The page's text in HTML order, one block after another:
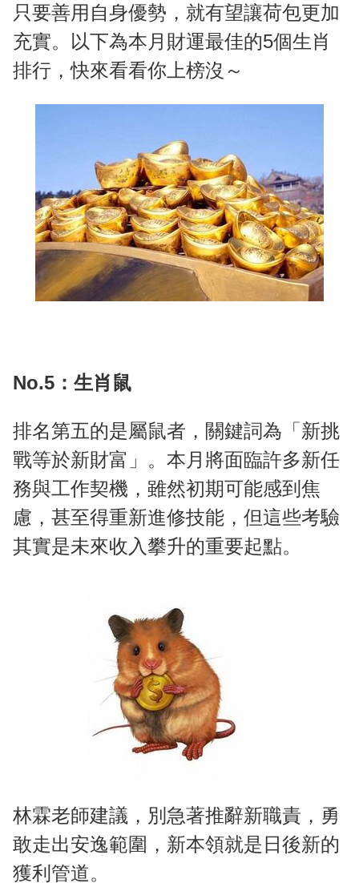
只要善用自身優勢，就有望讓荷包更加
充實。以下為本月財運最佳的5個生肖
排行，快來看看你上榜沒～
No.5：生肖鼠
排名第五的是屬鼠者，關鍵詞為「新挑
戰等於新財富」。本月將面臨許多新任
務與工作契機，雖然初期可能感到焦
慮，甚至得重新進修技能，但這些考驗
其實是未來收入攀升的重要起點。
林霖老師建議，別急著推辭新職責，勇
敢走出安逸範圍，新本領就是日後新的
獲利管道。